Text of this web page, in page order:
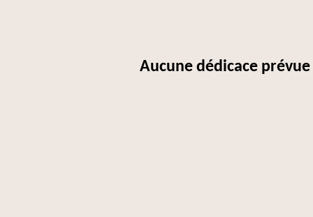
Aucune dédicace prévue